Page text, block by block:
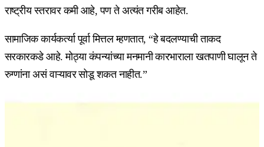
राष्ट्रीय स्तरावर कमी आहे, पण ते अत्यंत गरीब आहेत.
सामाजिक कार्यकर्त्या पूर्वा मित्तल म्हणतात, “हे बदलण्याची ताकद
सरकारकडे आहे. मोठ्या कंपन्यांच्या मनमानी कारभाराला खतपाणी घालून ते
रुग्णांना असं वाऱ्यावर सोडू शकत नाहीत.”